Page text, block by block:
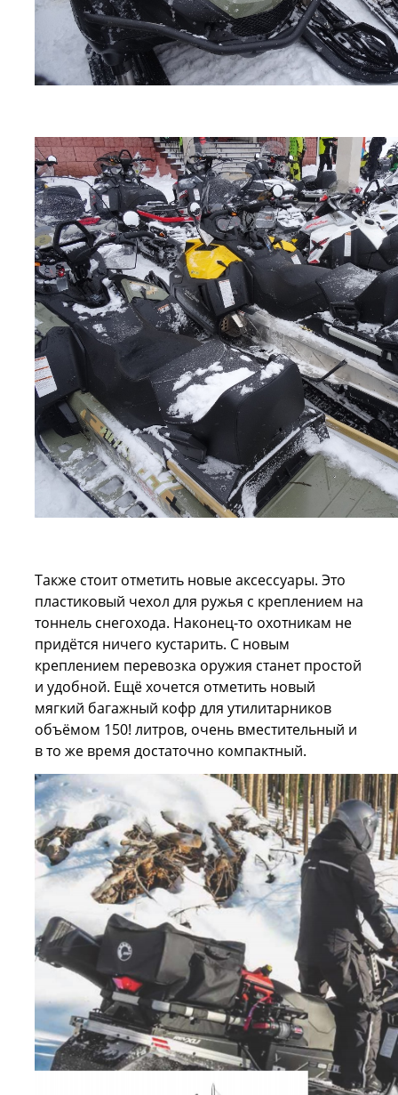
Также стоит отметить новые аксессуары. Это
пластиковый чехол для ружья с креплением на
тоннель снегохода. Наконец-то охотникам не
придётся ничего кустарить. С новым
креплением перевозка оружия станет простой
и удобной. Ещё хочется отметить новый
мягкий багажный кофр для утилитарников
объёмом 150! литров, очень вместительный и
в то же время достаточно компактный.